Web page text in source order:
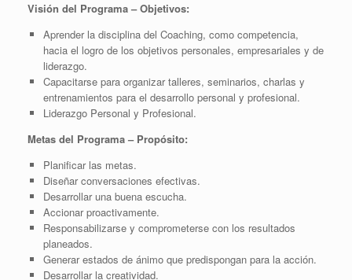
Visión del Programa – Objetivos:
Aprender la disciplina del Coaching, como competencia,
hacia el logro de los objetivos personales, empresariales y de
liderazgo.
Capacitarse para organizar talleres, seminarios, charlas y
entrenamientos para el desarrollo personal y profesional.
Liderazgo Personal y Profesional.
Metas del Programa – Propósito:
Planificar las metas.
Diseñar conversaciones efectivas.
Desarrollar una buena escucha.
Accionar proactivamente.
Responsabilizarse y comprometerse con los resultados
planeados.
Generar estados de ánimo que predispongan para la acción.
Desarrollar la creatividad.